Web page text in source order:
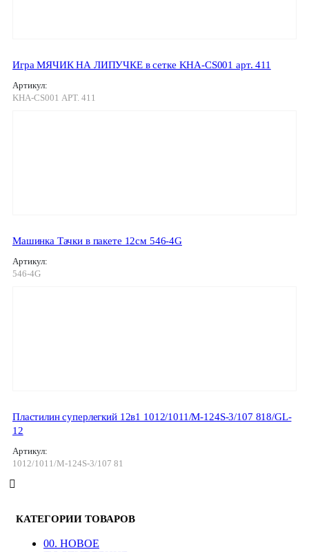
Игра МЯЧИК НА ЛИПУЧКЕ в сетке KHA-CS001 арт. 411
Артикул:
KHA-CS001 АРТ. 411
Машинка Тачки в пакете 12см 546-4G
Артикул:
546-4G
Пластилин суперлегкий 12в1 1012/1011/М-124S-3/107 818/GL-
12
Артикул:
1012/1011/М-124S-3/107 81
КАТЕГОРИИ ТОВАРОВ
00. HОВОЕ